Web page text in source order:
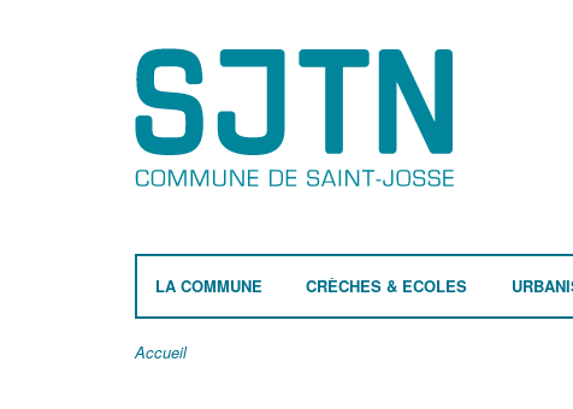
LA COMMUNE CRÈCHES & ECOLES
Accueil